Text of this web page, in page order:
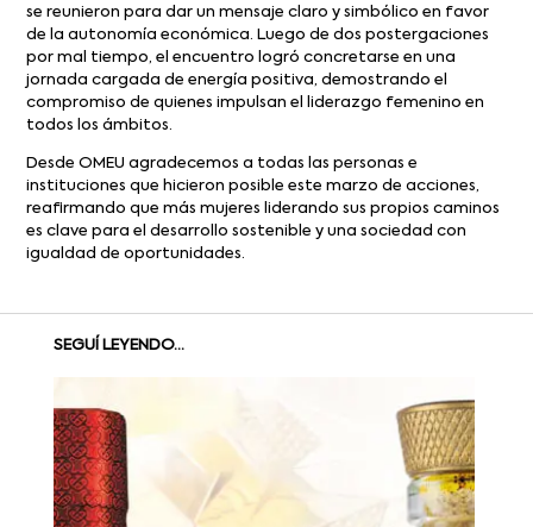
se reunieron para dar un mensaje claro y simbólico en favor
de la autonomía económica. Luego de dos postergaciones
por mal tiempo, el encuentro logró concretarse en una
jornada cargada de energía positiva, demostrando el
compromiso de quienes impulsan el liderazgo femenino en
todos los ámbitos.
Desde OMEU agradecemos a todas las personas e
instituciones que hicieron posible este marzo de acciones,
reafirmando que más mujeres liderando sus propios caminos
es clave para el desarrollo sostenible y una sociedad con
igualdad de oportunidades.
SEGUÍ LEYENDO...